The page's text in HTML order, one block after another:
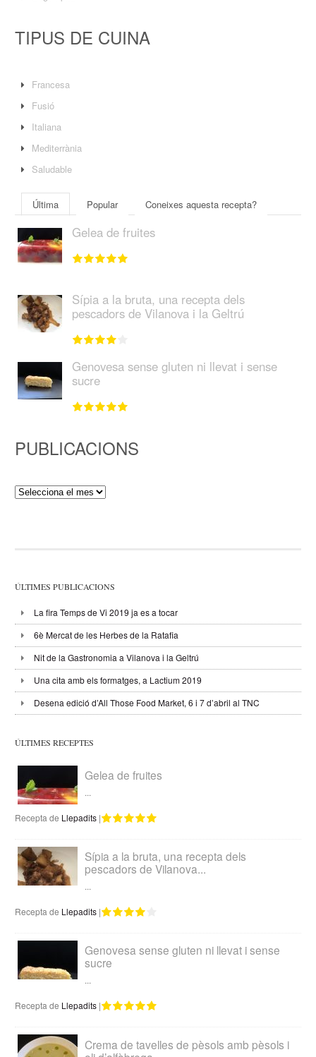
TIPUS DE CUINA
Francesa
Fusió
Italiana
Mediterrània
Saludable
Última Popular Coneixes aquesta recepta?
Gelea de fruites
Sípia a la bruta, una recepta dels
pescadors de Vilanova i la Geltrú
Genovesa sense gluten ni llevat i sense
sucre
PUBLICACIONS
Publicacions
ÚLTIMES PUBLICACIONS
La fira Temps de Vi 2019 ja es a tocar
6è Mercat de les Herbes de la Ratafia
Nit de la Gastronomia a Vilanova i la Geltrú
Una cita amb els formatges, a Lactium 2019
Desena edició d’All Those Food Market, 6 i 7 d’abril al TNC
ÚLTIMES RECEPTES
Gelea de fruites
...
Recepta de Llepadits |
Sípia a la bruta, una recepta dels
pescadors de Vilanova...
...
Recepta de Llepadits |
Genovesa sense gluten ni llevat i sense
sucre
...
Recepta de Llepadits |
Crema de tavelles de pèsols amb pèsols i